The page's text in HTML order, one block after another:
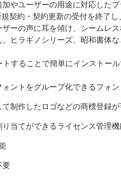
やユーザーの用途に対応した
契約・契約更新の受付を終了
ーの声に耳を傾け、シームレス
ヒラギノシリーズ、昭和書体
トすることで簡単にインストー
ントをグループ化できるフォン
制作したロゴなどの商標登録
当てができるライセンス管理機
要